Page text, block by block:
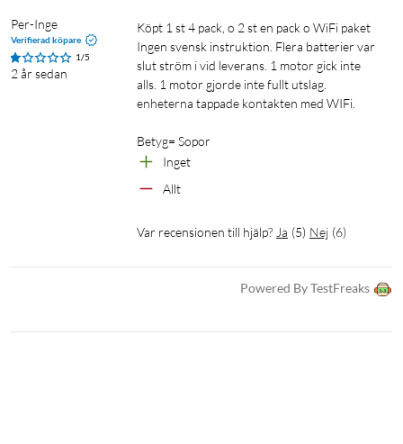
Per-Inge
Verifierad köpare
1/5
2 år sedan
Köpt 1 st 4 pack, o 2 st en pack o WiFi paket
Ingen svensk instruktion. Flera batterier var
slut ström i vid leverans. 1 motor gick inte
alls. 1 motor gjorde inte fullt utslag.
enheterna tappade kontakten med WIFi.
Betyg= Sopor
Inget
Allt
Var recensionen till hjälp? Ja (5) Nej (6)
Powered By TestFreaks